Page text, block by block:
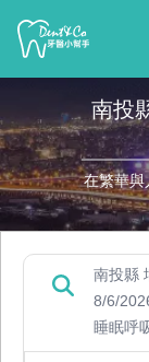
南投
在繁華與
南投縣
8/6/
睡眠呼